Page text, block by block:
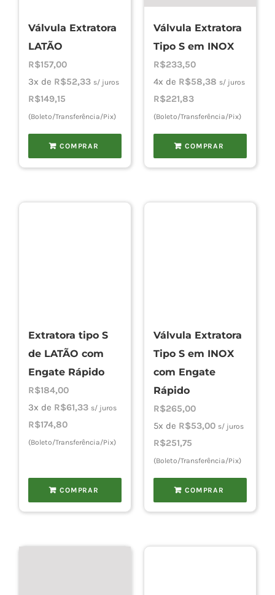
Válvula Extratora
LATÃO
R$157,00
3x de R$52,33 s/ juros
R$149,15
(Boleto/Transferência/Pix)
COMPRAR
Válvula Extratora
Tipo S em INOX
R$233,50
4x de R$58,38 s/ juros
R$221,83
(Boleto/Transferência/Pix)
COMPRAR
Extratora tipo S
de LATÃO com
Engate Rápido
R$184,00
3x de R$61,33 s/ juros
R$174,80
(Boleto/Transferência/Pix)
COMPRAR
Válvula Extratora
Tipo S em INOX
com Engate
Rápido
R$265,00
5x de R$53,00 s/ juros
R$251,75
(Boleto/Transferência/Pix)
COMPRAR